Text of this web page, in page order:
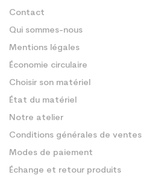
Contact
Qui sommes-nous
Mentions légales
Économie circulaire
Choisir son matériel
État du matériel
Notre atelier
Conditions générales de ventes
Modes de paiement
Échange et retour produits